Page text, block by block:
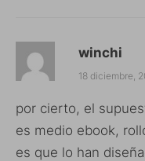
winchi
18 diciembre,
por cierto, el
es medio ebook,
es que lo han